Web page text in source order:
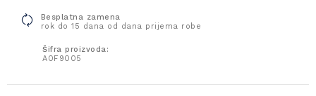
Besplatna zamena
rok do 15 dana od dana prijema robe
Šifra proizvoda:
A0F9005